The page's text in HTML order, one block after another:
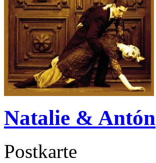
Natalie & Antón
Postkarte